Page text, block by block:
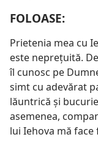
FOLOASE:
Prietenia mea cu
este nepreţuită.
îl cunosc pe
simt cu adevărat
lăuntrică şi
asemenea,
lui Iehova mă